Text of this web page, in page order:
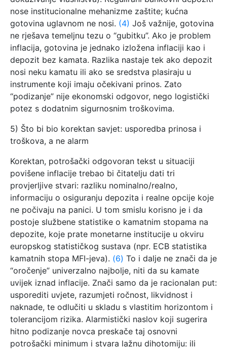
nose institucionalne mehanizme zaštite; kućna
gotovina uglavnom ne nosi. (4) Još važnije, gotovina
ne rješava temeljnu tezu o “gubitku”. Ako je problem
inflacija, gotovina je jednako izložena inflaciji kao i
depozit bez kamata. Razlika nastaje tek ako depozit
nosi neku kamatu ili ako se sredstva plasiraju u
instrumente koji imaju očekivani prinos. Zato
“podizanje” nije ekonomski odgovor, nego logistički
potez s dodatnim sigurnosnim troškovima.
5) Što bi bio korektan savjet: usporedba prinosa i
troškova, a ne alarm
Korektan, potrošački odgovoran tekst u situaciji
povišene inflacije trebao bi čitatelju dati tri
provjerljive stvari: razliku nominalno/realno,
informaciju o osiguranju depozita i realne opcije koje
ne počivaju na panici. U tom smislu korisno je i da
postoje službene statistike o kamatnim stopama na
depozite, koje prate monetarne institucije u okviru
europskog statističkog sustava (npr. ECB statistika
kamatnih stopa MFI-jeva). (6) To i dalje ne znači da je
“oročenje” univerzalno najbolje, niti da su kamate
uvijek iznad inflacije. Znači samo da je racionalan put:
usporediti uvjete, razumjeti ročnost, likvidnost i
naknade, te odlučiti u skladu s vlastitim horizontom i
tolerancijom rizika. Alarmistički naslov koji sugerira
hitno podizanje novca preskače taj osnovni
potrošački minimum i stvara lažnu dihotomiju: ili